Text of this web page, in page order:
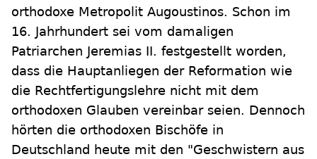
orthodoxe Metropolit Augoustinos. Schon im
16. Jahrhundert sei vom damaligen
Patriarchen Jeremias II. festgestellt worden,
dass die Hauptanliegen der Reformation wie
die Rechtfertigungslehre nicht mit dem
orthodoxen Glauben vereinbar seien. Dennoch
hörten die orthodoxen Bischöfe in
Deutschland heute mit den "Geschwistern aus